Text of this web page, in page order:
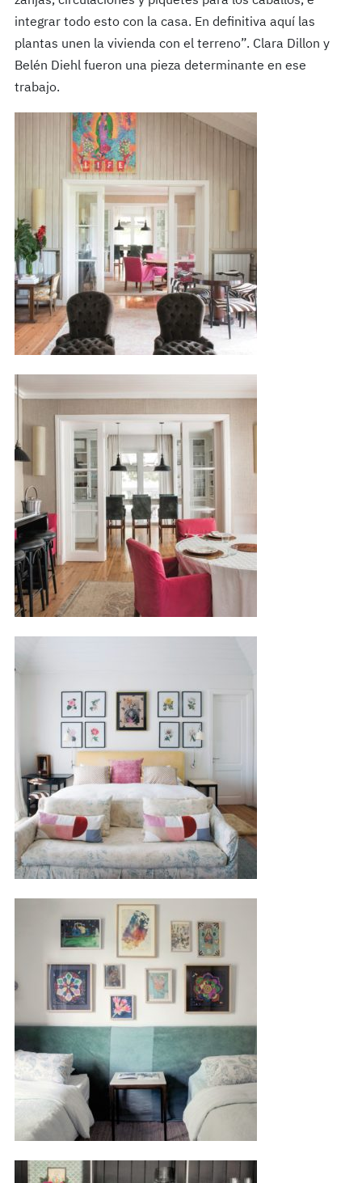
integrar todo esto con la casa. En definitiva aquí las
plantas unen la vivienda con el terreno”. Clara Dillon y
Belén Diehl fueron una pieza determinante en ese
trabajo.